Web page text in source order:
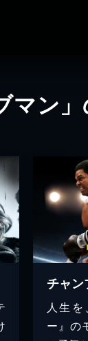
マン
チャン
人生
ー』の